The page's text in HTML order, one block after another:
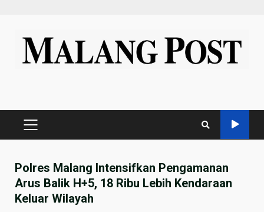
content
PRIMARY
Polres Malang Intensifkan Pengamanan
Arus Balik H+5, 18 Ribu Lebih Kendaraan
Keluar Wilayah